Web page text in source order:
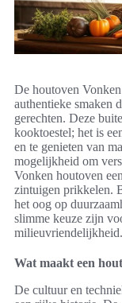
De houtoven
authentieke smaken
gerechten. Deze
kooktoestel; het is
en te genieten van
mogelijkheid om
Vonken houtoven
zintuigen prikkelen.
het oog op
slimme keuze zijn
milieuvriendelijkheid.
Wat maakt een
De cultuur en